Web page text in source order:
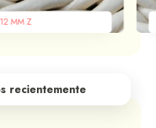
MM Z
recientemente